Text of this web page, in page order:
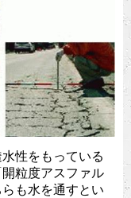
性をもっている
粒度アスファル
も水を通すとい